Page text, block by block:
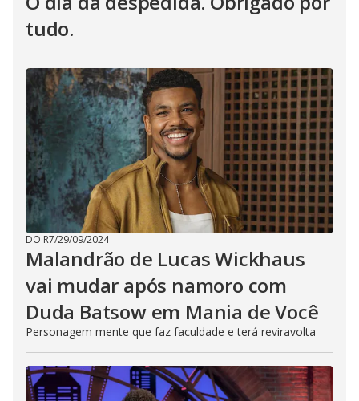
tudo.
DO R7/29/09/2024
Malandrão de Lucas Wickhaus
vai mudar após namoro com
Duda Batsow em Mania de Você
Personagem mente que faz faculdade e terá reviravolta